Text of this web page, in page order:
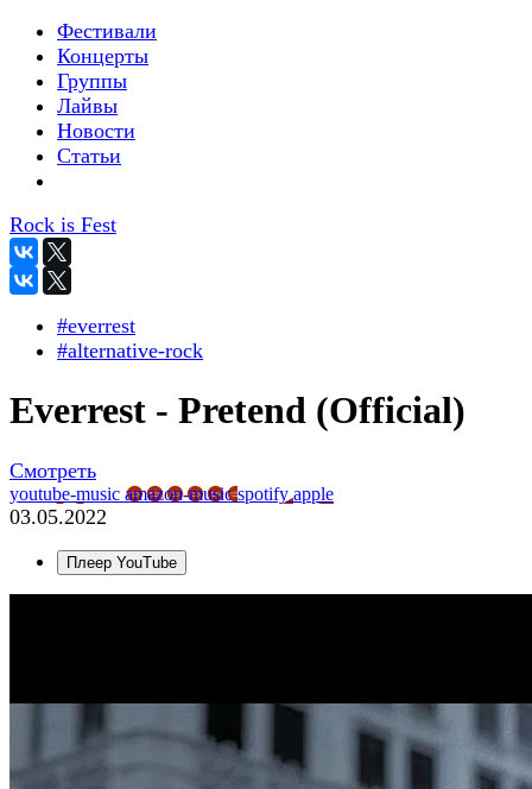
Фестивали
Концерты
Группы
Лайвы
Новости
Статьи
Rock is Fest
#everrest
#alternative-rock
Everrest - Pretend (Official)
Смотреть
youtube-music amazon-musicspotifyapple
03.05.2022
Плеер YouTube